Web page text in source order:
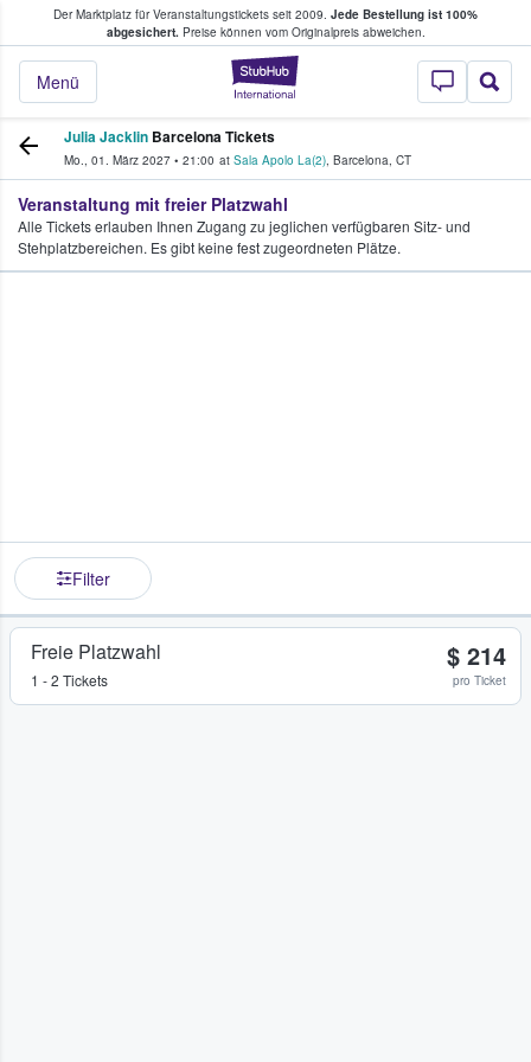
Der Marktplatz für Veranstaltungstickets seit 2009. Jede Bestellung ist 100%
abgesichert.Preise können vom Originalpreis abweichen.
StubHub - Wo
Menü
Tickets kaufen & verkaufen
Julia Jacklin Barcelona Tickets
Mo., 01. März 2027 • 21:00 at Sala Apolo La(2), Barcelona, CT
Veranstaltung mit freier Platzwahl
Alle Tickets erlauben Ihnen Zugang zu jeglichen verfügbaren Sitz- und
Stehplatzbereichen. Es gibt keine fest zugeordneten Plätze.
Filter
Freie Platzwahl
1 - 2 Tickets
$ 214
pro Ticket